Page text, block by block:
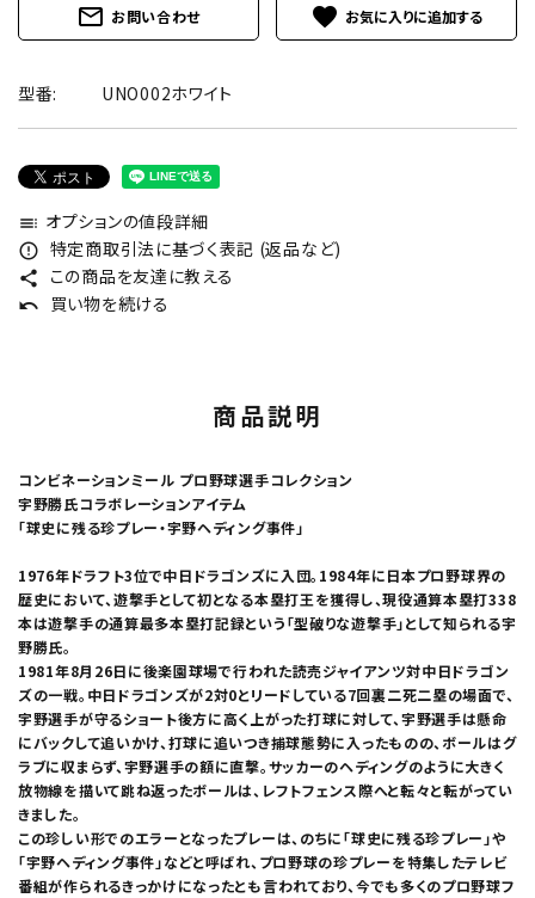
mail_outline お問い合わせ favorite
型番: UNO002ホワイト
toc オプションの値段詳細
error_outline 特定商取引法に基づく表記 (返品など)
share この商品を友達に教える
undo 買い物を続ける
商品説明
コンビネーションミール プロ野球選手コレクション
宇野勝氏コラボレーションアイテム
「球史に残る珍プレー・宇野ヘディング事件」
1976年ドラフト3位で中日ドラゴンズに入団。1984年に日本プロ野球界の
歴史において、遊撃手として初となる本塁打王を獲得し、現役通算本塁打338
本は遊撃手の通算最多本塁打記録という「型破りな遊撃手」として知られる宇
野勝氏。
1981年8月26日に後楽園球場で行われた読売ジャイアンツ対中日ドラゴン
ズの一戦。中日ドラゴンズが2対0とリードしている7回裏二死二塁の場面で、
宇野選手が守るショート後方に高く上がった打球に対して、宇野選手は懸命
にバックして追いかけ、打球に追いつき捕球態勢に入ったものの、ボールはグ
ラブに収まらず、宇野選手の額に直撃。サッカーのヘディングのように大きく
放物線を描いて跳ね返ったボールは、レフトフェンス際へと転々と転がってい
きました。
この珍しい形でのエラーとなったプレーは、のちに「球史に残る珍プレー」や
「宇野ヘディング事件」などと呼ばれ、プロ野球の珍プレーを特集したテレビ
番組が作られるきっかけになったとも言われており、今でも多くのプロ野球フ